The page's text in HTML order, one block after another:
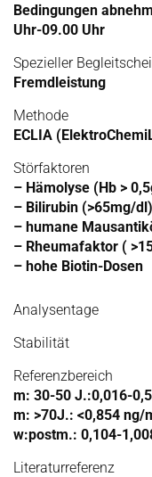
Bedingungen
Uhr-09.00 Uhr
Spezieller
Fremdleistung
Methode
ECLIA
Störfaktoren
– Hämolyse (Hb >
– Bilirubin (>65mg/dl)
– humane
– Rheumafaktor (
– hohe Biotin-Dosen
Analysentage
Stabilität
Referenzbereich
m: 30-50 J.:0,016-
m: >70J.: <0,854
w:postm.: 0,104-
Literaturreferenz